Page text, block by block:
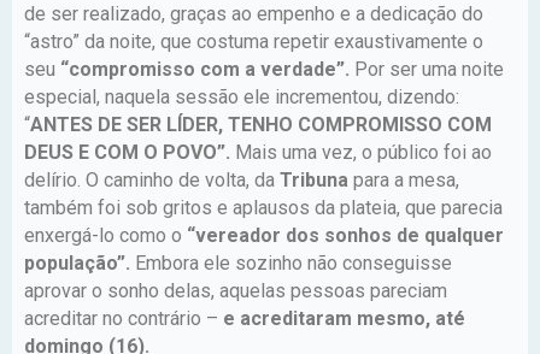
de ser realizado, graças ao empenho e a dedicação do
“astro” da noite, que costuma repetir exaustivamente o
seu “compromisso com a verdade”. Por ser uma noite
especial, naquela sessão ele incrementou, dizendo:
“ANTES DE SER LÍDER, TENHO COMPROMISSO COM
DEUS E COM O POVO”. Mais uma vez, o público foi ao
delírio. O caminho de volta, da Tribuna para a mesa,
também foi sob gritos e aplausos da plateia, que parecia
enxergá-lo como o “vereador dos sonhos de qualquer
população”. Embora ele sozinho não conseguisse
aprovar o sonho delas, aquelas pessoas pareciam
acreditar no contrário – e acreditaram mesmo, até
domingo (16).